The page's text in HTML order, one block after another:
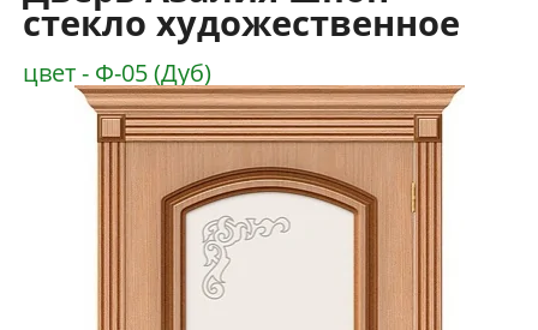
Доставка и оплата
Отзывы
Акции
Контакты
стекло художественное
цвет - Ф-05 (Дуб)